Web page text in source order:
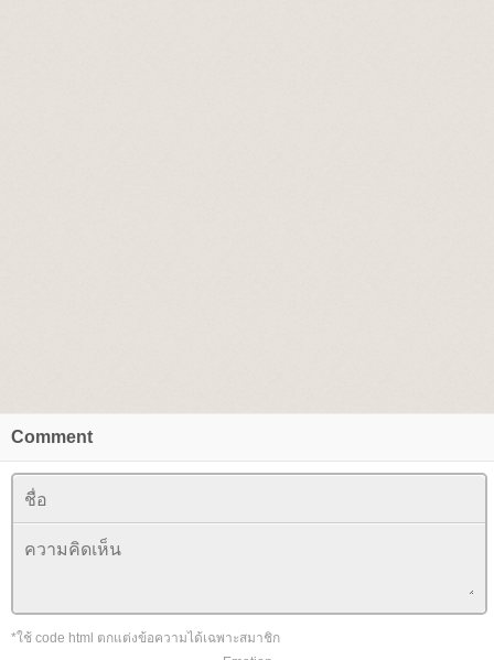
Comment
*ใช้ code html ตกแต่งข้อความได้เฉพาะสมาชิก